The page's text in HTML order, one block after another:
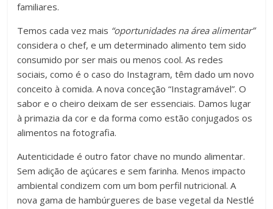
familiares.
Temos cada vez mais “oportunidades na área alimentar”
considera o chef, e um determinado alimento tem sido
consumido por ser mais ou menos cool. As redes
sociais, como é o caso do Instagram, têm dado um novo
conceito à comida. A nova conceção “Instagramável”. O
sabor e o cheiro deixam de ser essenciais. Damos lugar
à primazia da cor e da forma como estão conjugados os
alimentos na fotografia.
Autenticidade é outro fator chave no mundo alimentar.
Sem adição de açúcares e sem farinha. Menos impacto
ambiental condizem com um bom perfil nutricional. A
nova gama de hambúrgueres de base vegetal da Nestlé